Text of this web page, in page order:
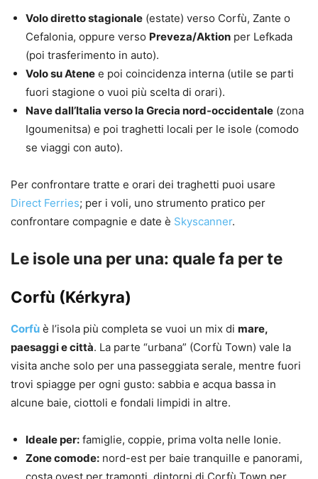
Volo diretto stagionale (estate) verso Corfù, Zante o
Cefalonia, oppure verso Preveza/Aktion per Lefkada
(poi trasferimento in auto).
Volo su Atene e poi coincidenza interna (utile se parti
fuori stagione o vuoi più scelta di orari).
Nave dall’Italia verso la Grecia nord-occidentale (zona
Igoumenitsa) e poi traghetti locali per le isole (comodo
se viaggi con auto).
Per confrontare tratte e orari dei traghetti puoi usare
Direct Ferries; per i voli, uno strumento pratico per
confrontare compagnie e date è Skyscanner.
Le isole una per una: quale fa per te
Corfù (Kérkyra)
Corfù è l’isola più completa se vuoi un mix di mare,
paesaggi e città. La parte “urbana” (Corfù Town) vale la
visita anche solo per una passeggiata serale, mentre fuori
trovi spiagge per ogni gusto: sabbia e acqua bassa in
alcune baie, ciottoli e fondali limpidi in altre.
Ideale per: famiglie, coppie, prima volta nelle Ionie.
Zone comode: nord-est per baie tranquille e panorami,